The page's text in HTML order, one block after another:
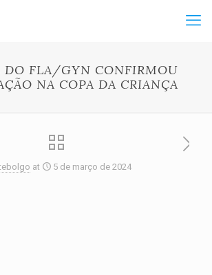
DO FLA/GYN CONFIRMOU
NA COPA DA CRIANÇA
at 5 de março de 2024